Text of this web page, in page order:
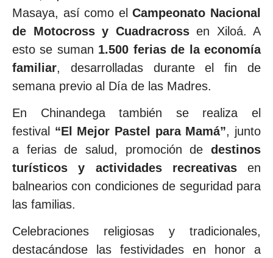
Masaya, así como elCampeonato Nacional
de Motocross y Cuadracross en Xiloá. A
esto se suman 1.500 ferias de la economía
familiar, desarrolladas durante el fin de
semana previo al Día de las Madres.
En Chinandega también se realiza el
festival “El Mejor Pastel para Mamá”, junto
a ferias de salud, promoción de destinos
turísticos y actividades recreativasen
balnearios con condiciones de seguridad para
las familias.
Celebraciones religiosas y tradicionales,
destacándose las festividades en honor a